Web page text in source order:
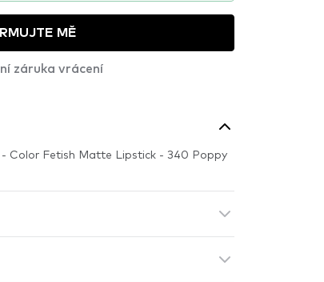
MĚ
záruka vrácení
Color Fetish Matte Lipstick - 340 Poppy